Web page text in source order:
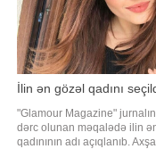
İlin ən gözəl qadını
"Glamour Magazine"
dərc olunan məqalədə ilin
qadınının adı açıqlanıb.